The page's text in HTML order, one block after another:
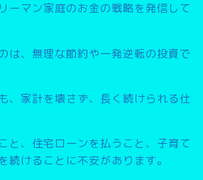
ーマン家庭のお金の戦略を発信して
は、無理な節約や一発逆転の投資で
、家計を壊さず、長く続けられる仕
と、住宅ローンを払うこと、子育て
続けることに不安があります。